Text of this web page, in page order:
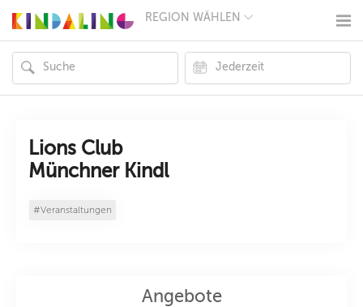
REGION WÄHLEN
MÜNCHEN
HAMBURG
FRANKFURT
KÖLN
LEIPZIG
Lions Club
Münchner Kindl
#Veranstaltungen
Angebote